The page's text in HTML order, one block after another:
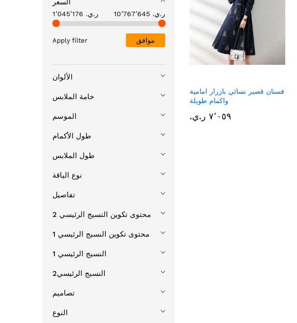
فستان قصير نسائي بازرار امامية
واكمام طويلة
٧٬٠٥٩ ر.ي.‏
السعر
1٬045٬176 ر.ي.‏ 10٬767٬645 ر.ي.‏
Apply filter موافق
الألوان
خامة الملابس
الموسم
طول الأكمام
طول الملابس
نوع الياقة
تفاصيل
محتوى تكوين النسيج الرئيسي 2
محتوى تكوين النسيج الرئيسي 1
النسيج الرئيسي 1
النسيج الرئيسي2
تصاميم
النوع